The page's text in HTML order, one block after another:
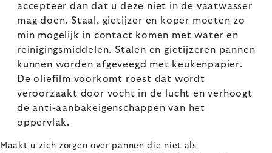
accepteer dan dat u deze niet in de vaatwasser
mag doen. Staal, gietijzer en koper moeten zo
min mogelijk in contact komen met water en
reinigingsmiddelen. Stalen en gietijzeren pannen
kunnen worden afgeveegd met keukenpapier.
De oliefilm voorkomt roest dat wordt
veroorzaakt door vocht in de lucht en verhoogt
de anti-aanbakeigenschappen van het
oppervlak.
Maakt u zich zorgen over pannen die niet als